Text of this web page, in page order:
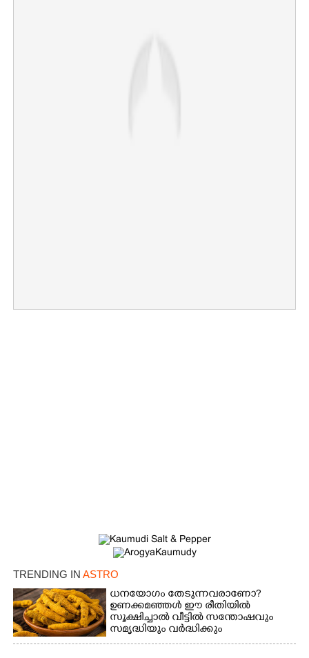
TRENDING IN ASTRO
ധനയോഗം തേടുന്നവരാണോ?​
ഉണക്കമഞ്ഞൾ​ ഈ രീതിയിൽ
സൂക്ഷിച്ചാൽ വീട്ടിൽ സന്തോഷവും
സമൃദ്ധിയും വർദ്ധിക്കും